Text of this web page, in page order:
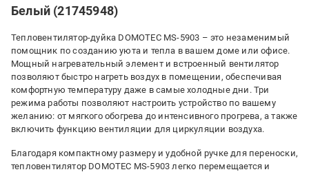
Белый (21745948)
Тепловентилятор-дуйка DOMOTEC MS-5903 – это незаменимый
помощник по созданию уюта и тепла в вашем доме или офисе.
Мощный нагревательный элемент и встроенный вентилятор
позволяют быстро нагреть воздух в помещении, обеспечивая
комфортную температуру даже в самые холодные дни. Три
режима работы позволяют настроить устройство по вашему
желанию: от мягкого обогрева до интенсивного прогрева, а также
включить функцию вентиляции для циркуляции воздуха.
Благодаря компактному размеру и удобной ручке для переноски,
тепловентилятор DOMOTEC MS-5903 легко перемещается и